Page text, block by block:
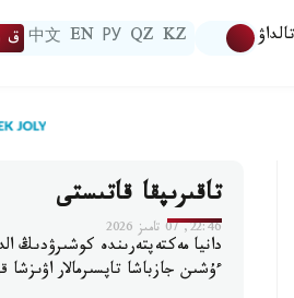
تالداۋ KZ
QZ
РУ
EN
中文 ق
تاقىرىپقا قاتىستى
22:46, 07 تامىز 2026
دانيا مەكتەپتەرىندە كوشىرۋدىڭ
ءۇشىن جازباشا تاپسىرمالار اۋىزشا